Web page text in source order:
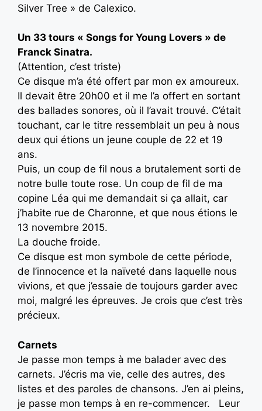
Silver Tree » de Calexico.
Un 33 tours « Songs for Young Lovers » de
Franck Sinatra.
(Attention, c’est triste)
Ce disque m’a été offert par mon ex amoureux.
Il devait être 20h00 et il me l’a offert en sortant
des ballades sonores, où il l’avait trouvé. C’était
touchant, car le titre ressemblait un peu à nous
deux qui étions un jeune couple de 22 et 19
ans.
Puis, un coup de fil nous a brutalement sorti de
notre bulle toute rose. Un coup de fil de ma
copine Léa qui me demandait si ça allait, car
j’habite rue de Charonne, et que nous étions le
13 novembre 2015.
La douche froide.
Ce disque est mon symbole de cette période,
de l’innocence et la naïveté dans laquelle nous
vivions, et que j’essaie de toujours garder avec
moi, malgré les épreuves. Je crois que c’est très
précieux.
Carnets
Je passe mon temps à me balader avec des
carnets. J’écris ma vie, celle des autres, des
listes et des paroles de chansons. J’en ai pleins,
je passe mon temps à en re-commencer. Leur